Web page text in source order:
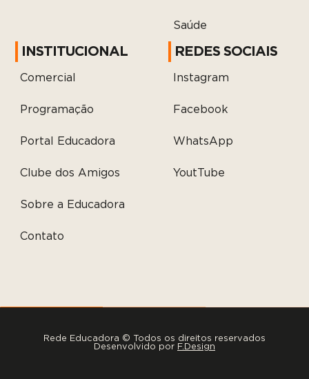
Saúde
INSTITUCIONAL
Comercial
Programação
Portal Educadora
Clube dos Amigos
Sobre a Educadora
Contato
REDES SOCIAIS
Instagram
Facebook
WhatsApp
YoutTube
Rede Educadora © Todos os direitos reservados
Desenvolvido por F.Design